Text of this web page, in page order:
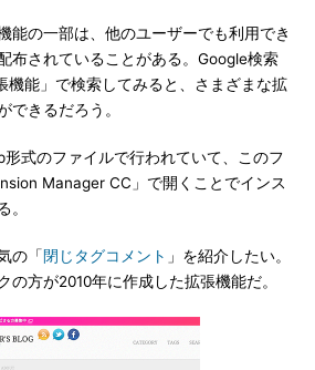
能の一部は、他のユーザーでも利用でき
布されていることがある。Google検索
機能」で検索してみると、さまざまな拡
できるだろう。
式のファイルで行われていて、このフ
Manager CC」で開くことでインス
。
の「閉じタグコメント 」を紹介したい。
の方が2010年に作成した拡張機能だ。